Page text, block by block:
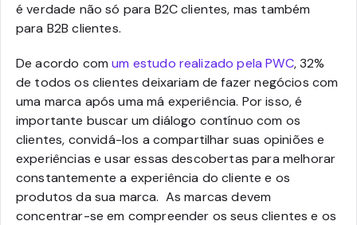
é verdade não só para B2C clientes, mas também
para B2B clientes.
De acordo comum estudo realizado pela PWC, 32%
de todos os clientes deixariam de fazer negócios com
uma marca após uma má experiência. Por isso, é
importante buscar um diálogo contínuo com os
clientes, convidá-los a compartilhar suas opiniões e
experiências e usar essas descobertas para melhorar
constantemente a experiência do cliente e os
produtos da sua marca. As marcas devem
concentrar-se em compreender os seus clientes e os